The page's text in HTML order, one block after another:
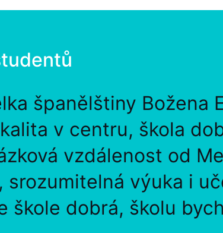
španělštiny Božena
v centru, škola
vzdálenost od
srozumitelná výuka i
škole dobrá, školu